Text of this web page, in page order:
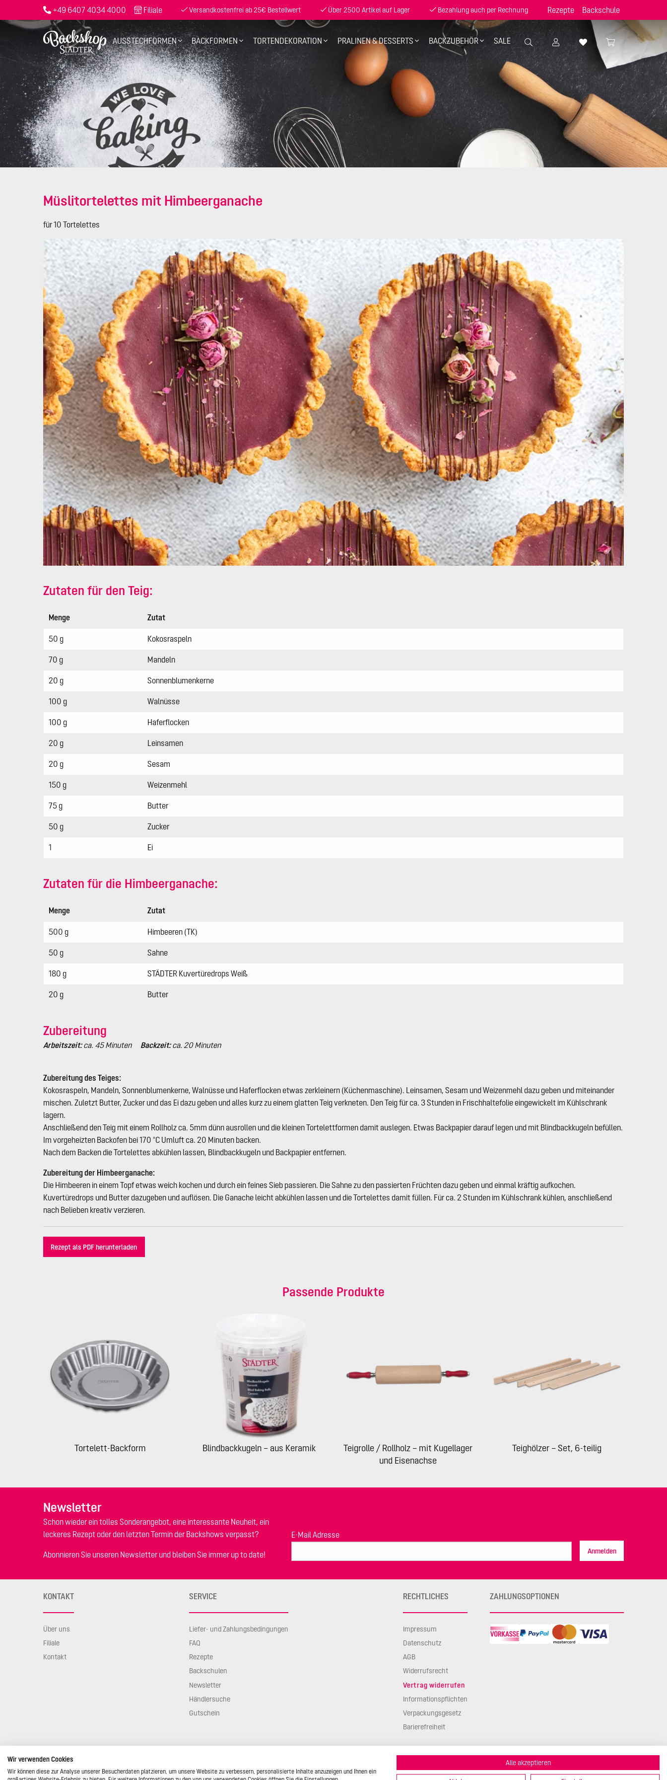
+49 6407 4034 4000 Filiale Versandkostenfrei ab 25€ Bestellwert Über 2500 Artikel auf Lager Bezahlung auch per Rechnung Rezepte Backschule
AUSSTECHFORMEN BACKFORMEN TORTENDEKORATION PRALINEN & DESSERTS BACKZUBEHÖR SALE
Müslitortelettes mit Himbeerganache
für 10 Tortelettes
Zutaten für den Teig:
Menge Zutat
50 g Kokosraspeln
70 g Mandeln
20 g Sonnenblumenkerne
100 g Walnüsse
100 g Haferflocken
20 g Leinsamen
20 g Sesam
150 g Weizenmehl
75 g Butter
50 g Zucker
1 Ei
Zutaten für die Himbeerganache:
Menge Zutat
500 g Himbeeren (TK)
50 g Sahne
180 g STÄDTER Kuvertüredrops Weiß
20 g Butter
Zubereitung
Arbeitszeit:ca. 45 Minuten Backzeit:ca. 20 Minuten
Zubereitung des Teiges:
Kokosraspeln, Mandeln, Sonnenblumenkerne, Walnüsse und Haferflocken etwas zerkleinern (Küchenmaschine). Leinsamen, Sesam und Weizenmehl dazu geben und miteinander
mischen. Zuletzt Butter, Zucker und das Ei dazu geben und alles kurz zu einem glatten Teig verkneten. Den Teig für ca. 3 Stunden in Frischhaltefolie eingewickelt im Kühlschrank
lagern.
Anschließend den Teig mit einem Rollholz ca. 5mm dünn ausrollen und die kleinen Tortelettformen damit auslegen. Etwas Backpapier darauf legen und mit Blindbackkugeln befüllen.
Im vorgeheizten Backofen bei 170 °C Umluft ca. 20 Minuten backen.
Nach dem Backen die Tortelettes abkühlen lassen, Blindbackkugeln und Backpapier entfernen.
Zubereitung der Himbeerganache:
Die Himbeeren in einem Topf etwas weich kochen und durch ein feines Sieb passieren. Die Sahne zu den passierten Früchten dazu geben und einmal kräftig aufkochen.
Kuvertüredrops und Butter dazugeben und auflösen. Die Ganache leicht abkühlen lassen und die Tortelettes damit füllen. Für ca. 2 Stunden im Kühlschrank kühlen, anschließend
nach Belieben kreativ verzieren.
Rezept als PDF herunterladen
Passende Produkte
Tortelett-Backform Blindbackkugeln – aus Keramik
Teigrolle / Rollholz – mit Kugellager
und Eisenachse
Teighölzer – Set, 6-teilig
Newsletter
Schon wieder ein tolles Sonderangebot, eine interessante Neuheit, ein
leckeres Rezept oder den letzten Termin der Backshows verpasst?
Abonnieren Sie unseren Newsletter und bleiben Sie immer up to date!
E-Mail Adresse
Anmelden
KONTAKT
Über uns
Filiale
Kontakt
SERVICE
Liefer- und Zahlungsbedingungen
FAQ
Rezepte
Backschulen
Newsletter
Händlersuche
Gutschein
RECHTLICHES
Impressum
Datenschutz
AGB
Widerrufsrecht
Vertrag widerrufen
Informationspflichten
Verpackungsgesetz
Barierefreiheit
ZAHLUNGSOPTIONEN
© 2026 STÄDTER GmbH • Am Kreuzweg 1 • 35469 Allendorf/Lumda • Deutschland • info@backshop.staedter.de
Wir verwenden Cookies
Wir können diese zur Analyse unserer Besucherdaten platzieren, um unsere Website zu verbessern, personalisierte Inhalte anzuzeigen und Ihnen ein
Alle akzeptieren